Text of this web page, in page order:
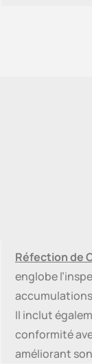
Réfection de
englobe
Il inclut
conformité
améliorant